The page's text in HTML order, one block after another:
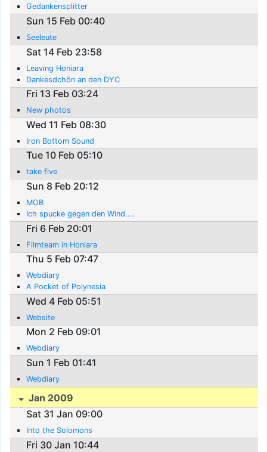
Gedankensplitter
Sun 15 Feb 00:40
Seeleute
Sat 14 Feb 23:58
Leaving Honiara
Dankesdchön an den DYC
Fri 13 Feb 03:24
New photos
Wed 11 Feb 08:30
Iron Bottom Sound
Tue 10 Feb 05:10
take five
Sun 8 Feb 20:12
MOB
Ich spucke gegen den Wind....
Fri 6 Feb 20:01
Filmteam in Honiara
Thu 5 Feb 07:47
Webdiary
A Pocket of Polynesia
Wed 4 Feb 05:51
Website
Mon 2 Feb 09:01
Webdiary
Sun 1 Feb 01:41
Webdiary
Jan 2009
Sat 31 Jan 09:00
Into the Solomons
Fri 30 Jan 10:44